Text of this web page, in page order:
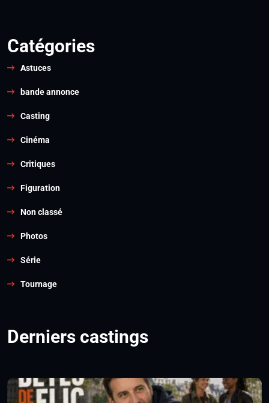
Catégories
Astuces
bande annonce
Casting
Cinéma
Critiques
Figuration
Non classé
Photos
Série
Tournage
Derniers castings